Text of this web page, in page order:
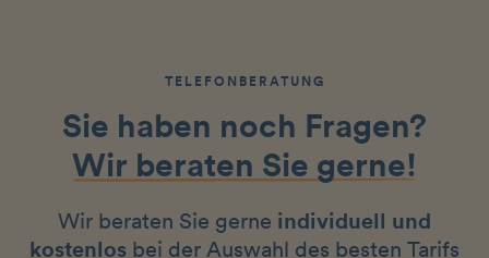
TELEFONBERATUNG
Sie haben noch Fragen?
Wir beraten Sie gerne!
Wir beraten Sie gerne individuell und
kostenlos bei der Auswahl des besten Tarifs